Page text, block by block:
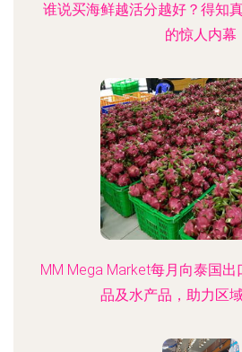
谁说买海鲜越活分越好？得知
的惊人内幕
MM Mega Market每月向泰国
品及水产品，助力区